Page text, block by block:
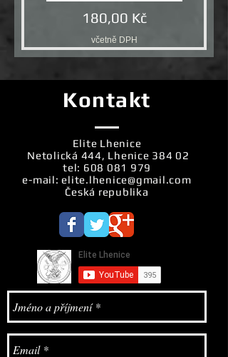
Cena
180,00 Kč
včetně DPH
Kontakt
Elite Lhenice
Netolická 444, Lhenice 384 02
tel: 608 081 979
e-mail:elite.lhenice@gmail.com
Česká republika